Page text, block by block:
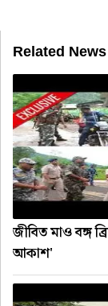
Related News
জীবিত মাও বঙ্গ
আকাশ'